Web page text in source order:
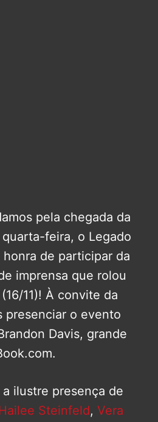
pela chegada da
feira, o Legado
de participar da
imprensa que rolou
11)! À convite da
presenciar o evento
Davis, grande
ilustre presença de
Hailee Steinfeld, Vera